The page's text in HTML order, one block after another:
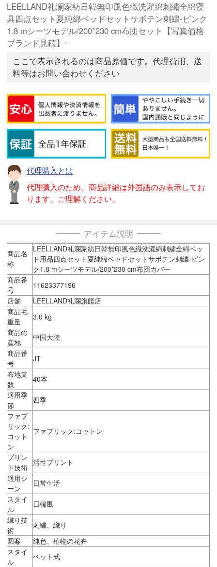
LEELLAND礼澜家紡日韓無印風色織洗濯綿刺繍全綿寝
具四点セット夏純綿ベッドセットサボテン刺繍-ピンク
1.8 mシーツモデル/200*230 cm布団セット【写真価格
ブランド見積】-
ここで表示されるのは商品原価です。代理費用、送
料等はお問い合わせください
代理購入とは
代理購入のため、商品詳細は外国語のみ表示してお
ります。ご理解ください。
アイテム説明
商品名
称
LEELLAND礼瀾家紡日韓無印風色織洗濯綿刺繍全綿ベッ
ド用品四点セット夏純綿ベッドセットサボテン刺繍-ピン
ク1.8 mシーツモデル/200*230 cm布団カバー
商品番
号
11623377196
店舗
LEELLAND礼瀾旗艦店
商品毛
重量
3.0 kg
商品の
産地
中国大陸
商品番
号
JT
布地支
数
40本
適用季
節
四季
ファブ
リック:
コット
ン
ファブリック:コットン
プリン
ト技術
活性プリント
適用シ
ーン
日常生活
スタイ
ル
日韓風
織り技
術
刺繍、織り
図案
純色、植物の花卉
スタイ
ル
ベット式